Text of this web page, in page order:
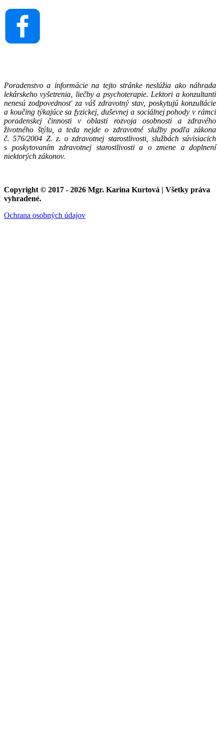
Poradenstvo a informácie na tejto stránke neslúžia ako náhrada
lekárskeho vyšetrenia, liečby a psychoterapie. Lektori a konzultanti
nenesú zodpovednosť za váš zdravotný stav, poskytujú konzultácie
a koučing týkajúce sa fyzickej, duševnej a sociálnej pohody v rámci
poradenskej činnosti v oblasti rozvoja osobnosti a zdravého
životného štýlu, a teda nejde o zdravotné služby podľa zákona
č. 576/2004 Z. z. o zdravotnej starostlivosti, službách súvisiacich
s poskytovaním zdravotnej starostlivosti a o zmene a doplnení
niektorých zákonov.
Copyright © 2017 - 2026 Mgr. Karina Kurtová | Všetky práva
vyhradené.
Ochrana osobných údajov